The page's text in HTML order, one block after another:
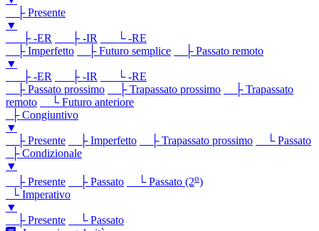
├ Presente
▼
├ -ER
├ -IR
└ -RE
├ Imperfetto
├ Futuro semplice
├ Passato remoto
▼
├ -ER
├ -IR
└ -RE
├ Passato prossimo
├ Trapassato prossimo
├ Trapassato
remoto
└ Futuro anteriore
├ Congiuntivo
▼
├ Presente
├ Imperfetto ├ Trapassato prossimo
└ Passato
├ Condizionale
▼
├ Presente
├ Passato └ Passato (2o)
└ Imperativo
▼
├ Presente
└ Passato